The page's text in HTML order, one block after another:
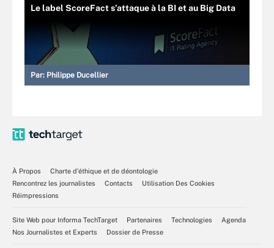
Le label ScoreFact s’attaque à la BI et au Big Data
Par: Philippe Ducellier
À Propos
Charte d’éthique et de déontologie
Rencontrez les journalistes
Contacts
Utilisation Des Cookies
Réimpressions
Site Web pour Informa TechTarget Partenaires Technologies
Agenda
Nos Journalistes et Experts
Dossier de Presse